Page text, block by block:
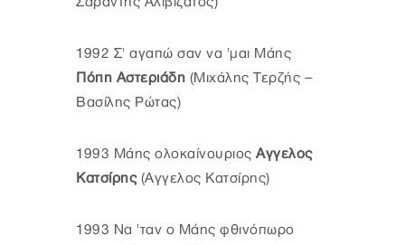
1992 Σ' αγαπώ σαν να 'μαι Μάης
Πόπη Αστεριάδη (Μιχάλης Τερζής –
Βασίλης Ρώτας)
1993 Μάης ολοκαίνουριος Αγγελος
Κατσίρης(Αγγελος Κατσίρης)
1993 Να 'ταν ο Μάης φθινόπωρο